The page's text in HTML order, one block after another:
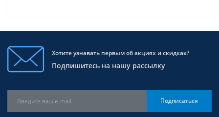
Хотите узнавать первым об акциях и скидках?
Подпишитесь на нашу рассылку
Подписаться